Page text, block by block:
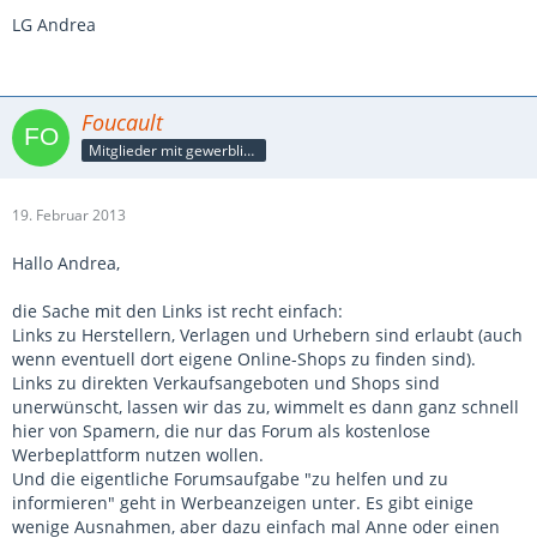
LG Andrea
Foucault
Mitglieder mit gewerblicher Verbindung, auch als Mitarbeiter/in
19. Februar 2013
Hallo Andrea,
die Sache mit den Links ist recht einfach:
Links zu Herstellern, Verlagen und Urhebern sind erlaubt (auch
wenn eventuell dort eigene Online-Shops zu finden sind).
Links zu direkten Verkaufsangeboten und Shops sind
unerwünscht, lassen wir das zu, wimmelt es dann ganz schnell
hier von Spamern, die nur das Forum als kostenlose
Werbeplattform nutzen wollen.
Und die eigentliche Forumsaufgabe "zu helfen und zu
informieren" geht in Werbeanzeigen unter. Es gibt einige
wenige Ausnahmen, aber dazu einfach mal Anne oder einen